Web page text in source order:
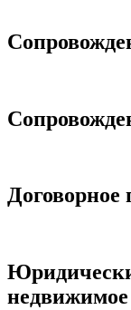
Договорное